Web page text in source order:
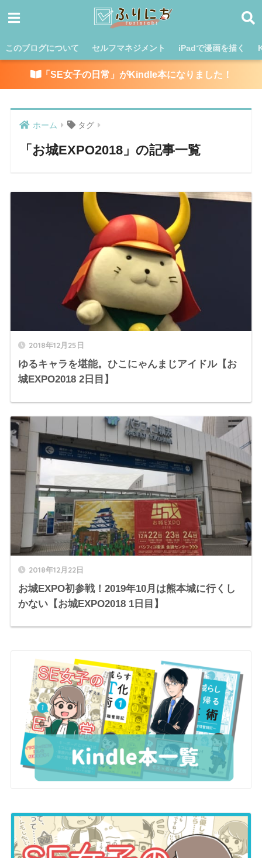
このブログについて セルフマネジメント iPadで漫画を描く
「SE女子の日常」がKindle本になりました！
ホーム タグ
「お城EXPO2018」の記事一覧
2018年12月25日
ゆるキャラを堪能。ひこにゃんまじアイドル【お
城EXPO2018 2日目】
2018年12月22日
お城EXPO初参戦！2019年10月は熊本城に行くし
かない【お城EXPO2018 1日目】